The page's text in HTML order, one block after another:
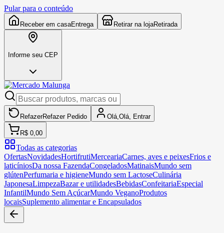
Pular para o conteúdo
Receber em casaEntrega Retirar na lojaRetirada
Informe seu CEP
RefazerRefazer Pedido Olá, Olá, Entrar
R$ 0,00
Todas as categorias
OfertasNovidadesHortifrutiMerceariaCarnes, aves e peixesFrios e
laticíniosDa nossa FazendaCongeladosMatinaisMundo sem
glútenPerfumaria e higieneMundo sem LactoseCulinária
JaponesaLimpezaBazar e utilidadesBebidasConfeitariaEspecial
InfantilMundo Sem AçúcarMundo VeganoProdutos
locaisSuplemento alimentar e Encapsulados